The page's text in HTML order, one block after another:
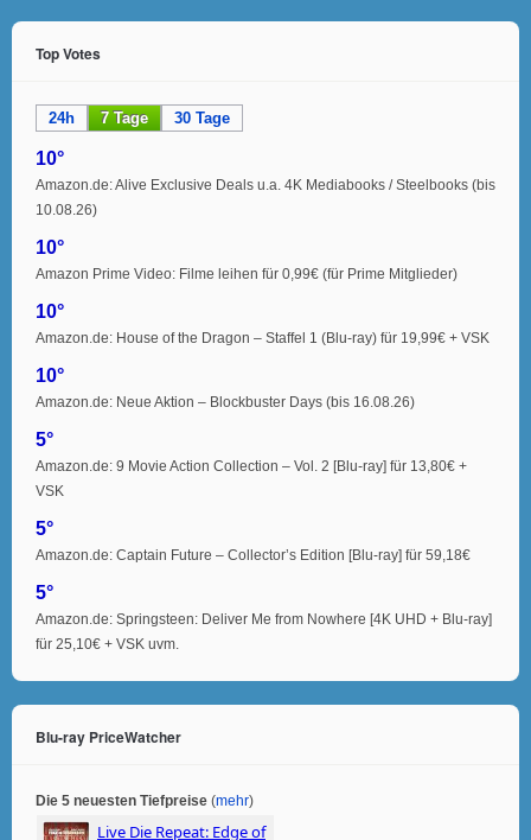
Top Votes
24h 7 Tage 30 Tage
10°
Amazon.de: Alive Exclusive Deals u.a. 4K Mediabooks / Steelbooks (bis
10.08.26)
10°
Amazon Prime Video: Filme leihen für 0,99€ (für Prime Mitglieder)
10°
Amazon.de: House of the Dragon – Staffel 1 (Blu-ray) für 19,99€ + VSK
10°
Amazon.de: Neue Aktion – Blockbuster Days (bis 16.08.26)
5°
Amazon.de: 9 Movie Action Collection – Vol. 2 [Blu-ray] für 13,80€ +
VSK
5°
Amazon.de: Captain Future – Collector’s Edition [Blu-ray] für 59,18€
5°
Amazon.de: Springsteen: Deliver Me from Nowhere [4K UHD + Blu-ray]
für 25,10€ + VSK uvm.
Blu-ray PriceWatcher
Die 5 neuesten Tiefpreise (mehr)